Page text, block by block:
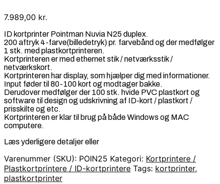
7.989,00 kr.
ID kortprinter Pointman Nuvia N25 duplex.
200 aftryk 4-farve(billedetryk) pr. farvebånd og der medfølger
1 stk. med plastkortprinteren.
Kortprinteren er med ethernet stik / netværksstik /
netværkskort.
Kortprinteren har display, som hjælper dig med informationer.
Input føder til 80-100 kort og modtager bakke.
Derudover medfølger der 100 stk. hvide PVC plastkort og
software til design og udskrivning af ID-kort / plastkort /
prisskilte og etc.
Kortprinteren er klar til brug på både Windows og MAC
computere.
Læs yderligere detaljer eller
Varenummer (SKU): POIN25 Kategori: Kortprintere /
Plastkortprintere / ID-kortprintere Tags: kortprinter,
plastkortprinter